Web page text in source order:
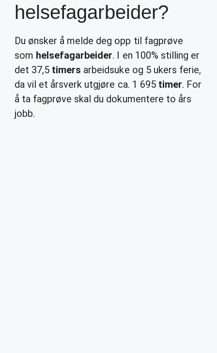
helsefagarbeider?
Du ønsker å melde deg opp til fagprøve
som helsefagarbeider. I en 100% stilling er
det 37,5 timers arbeidsuke og 5 ukers ferie,
da vil et årsverk utgjøre ca. 1 695 timer. For
å ta fagprøve skal du dokumentere to års
jobb.